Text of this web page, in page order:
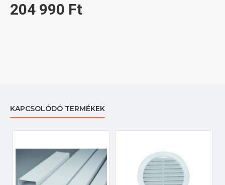
204 990 Ft
KAPCSOLÓDÓ TERMÉKEK